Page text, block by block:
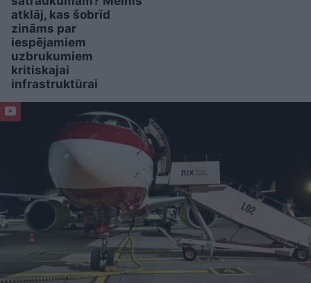
atklāj, kas šobrīd
zināms par
iespējamiem
uzbrukumiem
kritiskajai
infrastruktūrai